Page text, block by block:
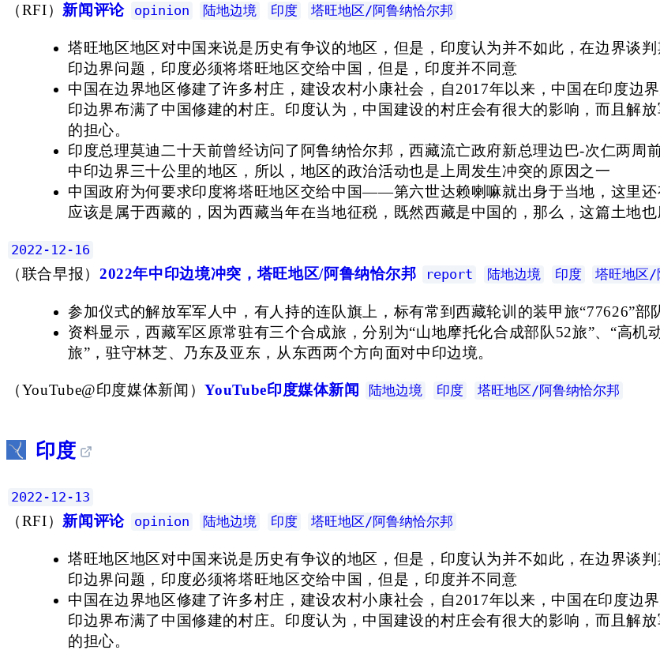
（RFI） 新闻评论 opinion 陆地边境 印度 塔旺地区/阿鲁纳恰尔邦
塔旺地区地区对中国来说是历史有争议的地区，但是，印度认为并不如此，在边界谈
印边界问题，印度必须将塔旺地区交给中国，但是，印度并不同意
中国在边界地区修建了许多村庄，建设农村小康社会，自2017年以来，中国在印度边
印边界布满了中国修建的村庄。印度认为，中国建设的村庄会有很大的影响，而且解
的担心。
印度总理莫迪二十天前曾经访问了阿鲁纳恰尔邦，西藏流亡政府新总理边巴-次仁两周
中印边界三十公里的地区，所以，地区的政治活动也是上周发生冲突的原因之一
中国政府为何要求印度将塔旺地区交给中国——第六世达赖喇嘛就出身于当地，这里
应该是属于西藏的，因为西藏当年在当地征税，既然西藏是中国的，那么，这篇土地也
2022-12-16
（联合早报） 2022年中印边境冲突，塔旺地区/阿鲁纳恰尔邦 report 陆地边境 印度 塔旺地区/
参加仪式的解放军军人中，有人持的连队旗上，标有常到西藏轮训的装甲旅“77626”部
资料显示，西藏军区原常驻有三个合成旅，分别为“山地摩托化合成部队52旅”、“高机
旅”，驻守林芝、乃东及亚东，从东西两个方向面对中印边境。
（YouTube@印度媒体新闻 ）YouTube印度媒体新闻 陆地边境 印度 塔旺地区/阿鲁纳恰尔邦
印度
2022-12-13
（RFI） 新闻评论 opinion 陆地边境 印度 塔旺地区/阿鲁纳恰尔邦
塔旺地区地区对中国来说是历史有争议的地区，但是，印度认为并不如此，在边界谈
印边界问题，印度必须将塔旺地区交给中国，但是，印度并不同意
中国在边界地区修建了许多村庄，建设农村小康社会，自2017年以来，中国在印度边
印边界布满了中国修建的村庄。印度认为，中国建设的村庄会有很大的影响，而且解
的担心。